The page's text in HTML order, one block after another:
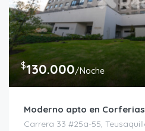
$130.000/Noche
Moderno apto en Corferias